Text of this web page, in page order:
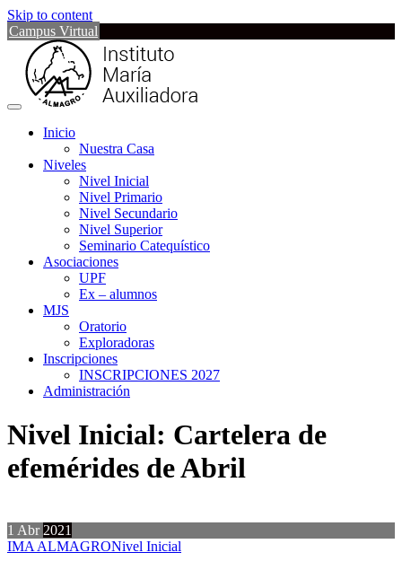
Skip to content
Campus Virtual
Inicio
Nuestra Casa
Niveles
Nivel Inicial
Nivel Primario
Nivel Secundario
Nivel Superior
Seminario Catequístico
Asociaciones
UPF
Ex – alumnos
MJS
Oratorio
Exploradoras
Inscripciones
INSCRIPCIONES 2027
Administración
Nivel Inicial: Cartelera de
efemérides de Abril
1 Abr2021
IMA ALMAGRONivel Inicial